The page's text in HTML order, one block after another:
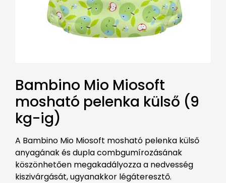
Bambino Mio Miosoft
mosható pelenka külső (9
kg-ig)
A Bambino Mio Miosoft mosható pelenka külső
anyagának és dupla combgumírozásának
köszönhetően megakadályozza a nedvesség
kiszivárgását, ugyanakkor légáteresztő.